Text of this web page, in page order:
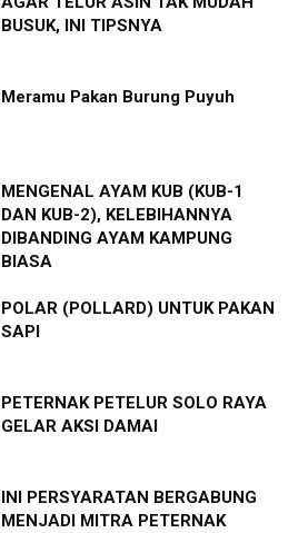
BUSUK, INI TIPSNYA
Meramu Pakan Burung Puyuh
MENGENAL AYAM KUB (KUB-1
DAN KUB-2), KELEBIHANNYA
DIBANDING AYAM KAMPUNG
BIASA
POLAR (POLLARD) UNTUK PAKAN
SAPI
PETERNAK PETELUR SOLO RAYA
GELAR AKSI DAMAI
INI PERSYARATAN BERGABUNG
MENJADI MITRA PETERNAK